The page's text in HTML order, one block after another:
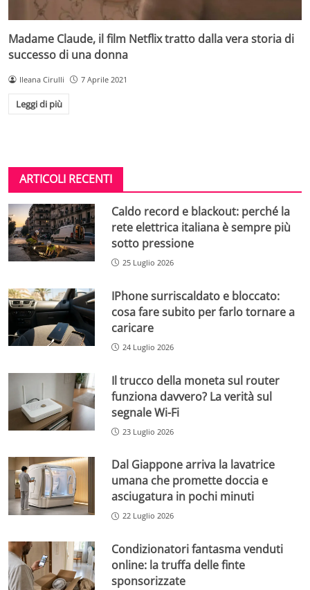
Madame Claude, il film Netflix tratto dalla vera storia di
successo di una donna
Ileana Cirulli 7 Aprile 2021
Leggi di più
ARTICOLI RECENTI
Caldo record e blackout: perché la
rete elettrica italiana è sempre più
sotto pressione
25 Luglio 2026
IPhone surriscaldato e bloccato:
cosa fare subito per farlo tornare a
caricare
24 Luglio 2026
Il trucco della moneta sul router
funziona davvero? La verità sul
segnale Wi-Fi
23 Luglio 2026
Dal Giappone arriva la lavatrice
umana che promette doccia e
asciugatura in pochi minuti
22 Luglio 2026
Condizionatori fantasma venduti
online: la truffa delle finte
sponsorizzate